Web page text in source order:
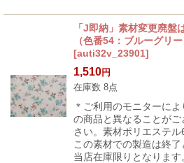
「J即納」素材変更廃盤
（色番54：ブルーグリ
[auti32v_23901]
1,510円
在庫数 8点
＊ご利用のモニターに
の商品と異なることが
さい。素材ポリエステ
この素材での製造は終
当店在庫限りとなります